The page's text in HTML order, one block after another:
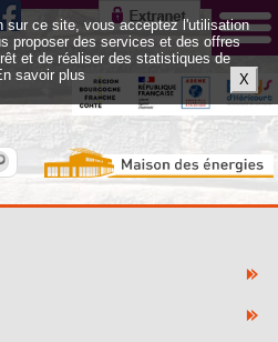
sur ce site, vous acceptez l'utilisation
proposer des services et des offres
et de réaliser des statistiques de
savoir plus X